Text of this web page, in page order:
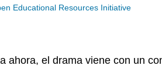
Educational Resources Initiative
ahora, el drama viene con un